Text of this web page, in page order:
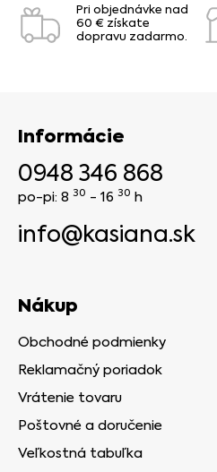
Pri objednávke nad
60 € získate
dopravu zadarmo.
Informácie
0948 346 868
po-pi: 8 30 - 16 30 h
info@kasiana.sk
Nákup
Obchodné podmienky
Reklamačný poriadok
Vrátenie tovaru
Poštovné a doručenie
Veľkostná tabuľka